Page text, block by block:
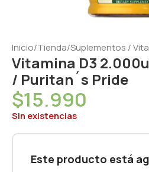
Inicio/Tienda/Suplementos /
Vitamina D3
/ Puritan´s Pride
$15.990
Sin existencias
Este producto está